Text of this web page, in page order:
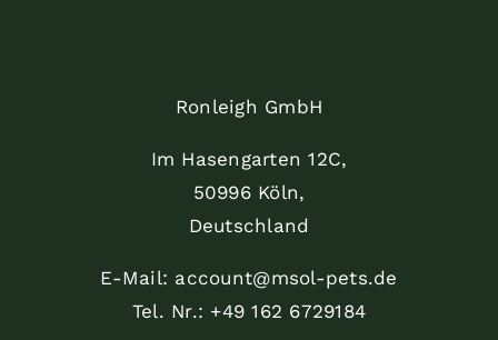
Ronleigh GmbH
Im Hasengarten 12C,
50996 Köln,
Deutschland
E-Mail: account@msol-pets.de
Tel. Nr.: +49 162 6729184